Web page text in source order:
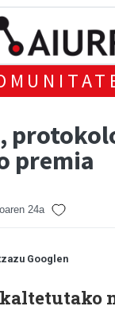
premia
24a
Googlen